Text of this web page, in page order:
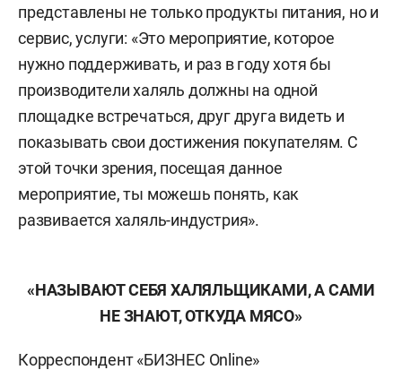
представлены не только продукты питания, но и
сервис, услуги: «Это мероприятие, которое
нужно поддерживать, и раз в году хотя бы
производители халяль должны на одной
площадке встречаться, друг друга видеть и
показывать свои достижения покупателям. С
этой точки зрения, посещая данное
мероприятие, ты можешь понять, как
развивается халяль-индустрия».
«НАЗЫВАЮТ СЕБЯ ХАЛЯЛЬЩИКАМИ, А САМИ
НЕ ЗНАЮТ, ОТКУДА МЯСО»
Корреспондент «БИЗНЕС Online»